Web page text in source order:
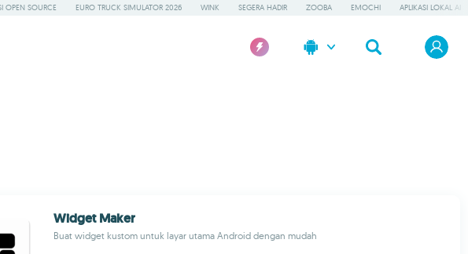
OPEN SOURCE EURO TRUCK SIMULATOR 2026 WINK SEGERA HADIR ZOOBA EMOCHI APLIKASI LOKAL AI
Widget Maker
Buat widget kustom untuk layar utama Android dengan mudah